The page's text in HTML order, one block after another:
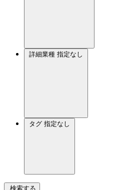
詳細業種 指定なし
タグ 指定なし
検索する